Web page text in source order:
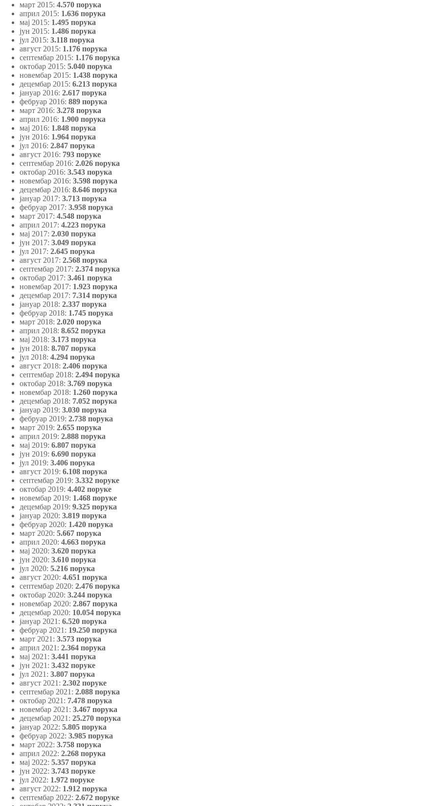
март 2015: 4.570 порука
април 2015: 1.636 порука
мај 2015: 1.495 порука
јун 2015: 1.486 порука
јул 2015: 3.118 порука
август 2015: 1.176 порука
септембар 2015: 1.176 порука
октобар 2015: 5.040 порука
новембар 2015: 1.438 порука
децембар 2015: 6.213 порука
јануар 2016: 2.617 порука
фебруар 2016: 889 порука
март 2016: 3.278 порука
април 2016: 1.900 порука
мај 2016: 1.848 порука
јун 2016: 1.964 порука
јул 2016: 2.847 порука
август 2016: 793 поруке
септембар 2016: 2.026 порука
октобар 2016: 3.543 порука
новембар 2016: 3.598 порука
децембар 2016: 8.646 порука
јануар 2017: 3.713 порука
фебруар 2017: 3.958 порука
март 2017: 4.548 порука
април 2017: 4.223 порука
мај 2017: 2.030 порука
јун 2017: 3.049 порука
јул 2017: 2.645 порука
август 2017: 2.568 порука
септембар 2017: 2.374 порука
октобар 2017: 3.461 порука
новембар 2017: 1.923 порука
децембар 2017: 7.314 порука
јануар 2018: 2.337 порука
фебруар 2018: 1.745 порука
март 2018: 2.020 порука
април 2018: 8.652 порука
мај 2018: 3.173 порука
јун 2018: 8.707 порука
јул 2018: 4.294 порука
август 2018: 2.406 порука
септембар 2018: 2.494 порука
октобар 2018: 3.769 порука
новембар 2018: 1.260 порука
децембар 2018: 7.052 порука
јануар 2019: 3.030 порука
фебруар 2019: 2.738 порука
март 2019: 2.655 порука
април 2019: 2.888 порука
мај 2019: 6.807 порука
јун 2019: 6.690 порука
јул 2019: 3.406 порука
август 2019: 6.108 порука
септембар 2019: 3.332 поруке
октобар 2019: 4.402 поруке
новембар 2019: 1.468 поруке
децембар 2019: 9.325 порука
јануар 2020: 3.819 порука
фебруар 2020: 1.420 порука
март 2020: 5.667 порука
април 2020: 4.663 порука
мај 2020: 3.620 порука
јун 2020: 3.610 порука
јул 2020: 5.216 порука
август 2020: 4.651 порука
септембар 2020: 2.476 порука
октобар 2020: 3.244 порука
новембар 2020: 2.867 порука
децембар 2020: 10.054 порука
јануар 2021: 6.520 порука
фебруар 2021: 19.250 порука
март 2021: 3.573 порука
април 2021: 2.364 порука
мај 2021: 3.441 порука
јун 2021: 3.432 поруке
јул 2021: 3.807 порука
август 2021: 2.302 поруке
септембар 2021: 2.088 порука
октобар 2021: 7.478 порука
новембар 2021: 3.467 порука
децембар 2021: 25.270 порука
јануар 2022: 5.805 порука
фебруар 2022: 3.985 порука
март 2022: 3.758 порука
април 2022: 2.268 порука
мај 2022: 5.357 порука
јун 2022: 3.743 поруке
јул 2022: 1.972 поруке
август 2022: 1.912 порука
септембар 2022: 2.672 поруке